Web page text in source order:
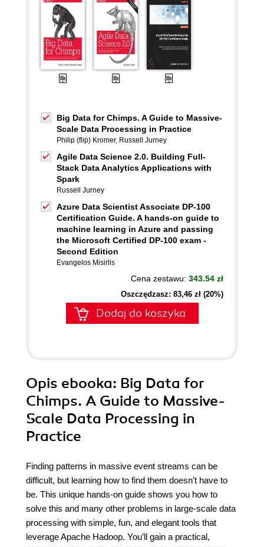
Big Data for Chimps. A Guide to Massive-
Scale Data Processing in Practice
Philip (flip) Kromer, Russell Jurney
Agile Data Science 2.0. Building Full-
Stack Data Analytics Applications with
Spark
Russell Jurney
Azure Data Scientist Associate DP-100
Certification Guide. A hands-on guide to
machine learning in Azure and passing
the Microsoft Certified DP-100 exam -
Second Edition
Evangelos Misirlis
Cena zestawu: 343.54 zł
Oszczędzasz: 83,46 zł (20%)
Dodaj do koszyka
Opis ebooka: Big Data for
Chimps. A Guide to Massive-
Scale Data Processing in
Practice
Finding patterns in massive event streams can be
difficult, but learning how to find them doesn’t have to
be. This unique hands-on guide shows you how to
solve this and many other problems in large-scale data
processing with simple, fun, and elegant tools that
leverage Apache Hadoop. You’ll gain a practical,